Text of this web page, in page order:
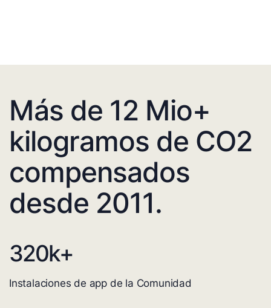
Más de 12 Mio+
kilogramos de CO2
compensados
desde 2011.
320k+
Instalaciones de app de la Comunidad